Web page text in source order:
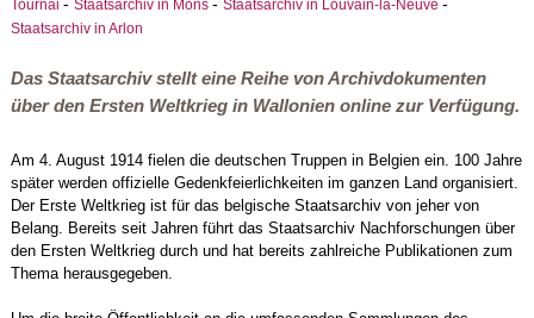
Tournai - Staatsarchiv in Mons - Staatsarchiv in Louvain-la-Neuve -
Staatsarchiv in Arlon
Das Staatsarchiv stellt eine Reihe von Archivdokumenten
über den Ersten Weltkrieg in Wallonien online zur Verfügung.
Am 4. August 1914 fielen die deutschen Truppen in Belgien ein. 100 Jahre
später werden offizielle Gedenkfeierlichkeiten im ganzen Land organisiert.
Der Erste Weltkrieg ist für das belgische Staatsarchiv von jeher von
Belang. Bereits seit Jahren führt das Staatsarchiv Nachforschungen über
den Ersten Weltkrieg durch und hat bereits zahlreiche Publikationen zum
Thema herausgegeben.